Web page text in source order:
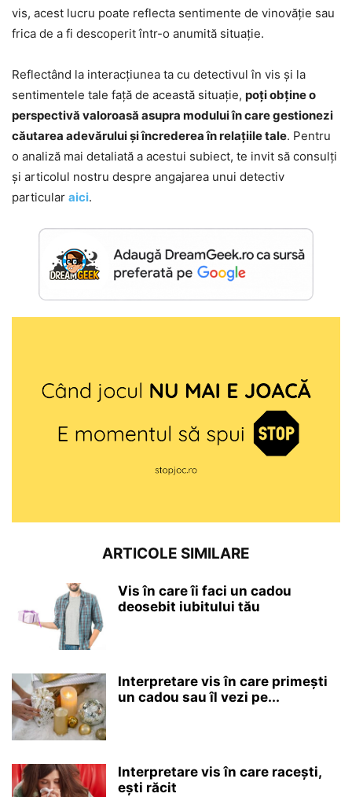
vis, acest lucru poate reflecta sentimente de vinovăție sau
frica de a fi descoperit într-o anumită situație.
Reflectând la interacțiunea ta cu detectivul în vis și la
sentimentele tale față de această situație, poți obține o
perspectivă valoroasă asupra modului în care gestionezi
căutarea adevărului și încrederea în relațiile tale. Pentru
o analiză mai detaliată a acestui subiect, te invit să consulți
și articolul nostru despre angajarea unui detectiv
particular aici.
ARTICOLE SIMILARE
Vis în care îi faci un cadou
deosebit iubitului tău
Interpretare vis în care primești
un cadou sau îl vezi pe...
Interpretare vis în care racești,
ești răcit